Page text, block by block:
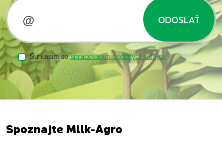
ODOSLAŤ
Súhlasím sospracovaním osobných údajov
Spoznajte Milk-Agro